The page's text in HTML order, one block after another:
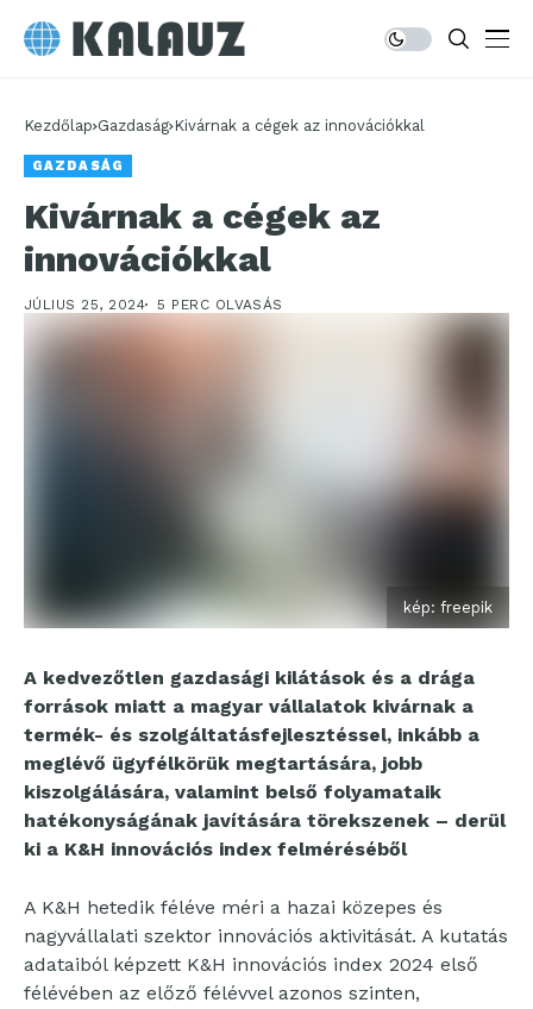
Kezdőlap Gazdaság Kivárnak a cégek az innovációkkal
GAZDASÁG
Kivárnak a cégek az
innovációkkal
JÚLIUS 25, 2024 5 PERC OLVASÁS
kép: freepik
A kedvezőtlen gazdasági kilátások és a drága
források miatt a magyar vállalatok kivárnak a
termék- és szolgáltatásfejlesztéssel, inkább a
meglévő ügyfélkörük megtartására, jobb
kiszolgálására, valamint belső folyamataik
hatékonyságának javítására törekszenek – derül
ki a K&H innovációs index felméréséből
A K&H hetedik féléve méri a hazai közepes és
nagyvállalati szektor innovációs aktivitását. A kutatás
adataiból képzett K&H innovációs index 2024 első
félévében az előző félévvel azonos szinten,